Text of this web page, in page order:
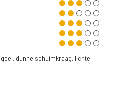
dunne schuimkraag, lichte